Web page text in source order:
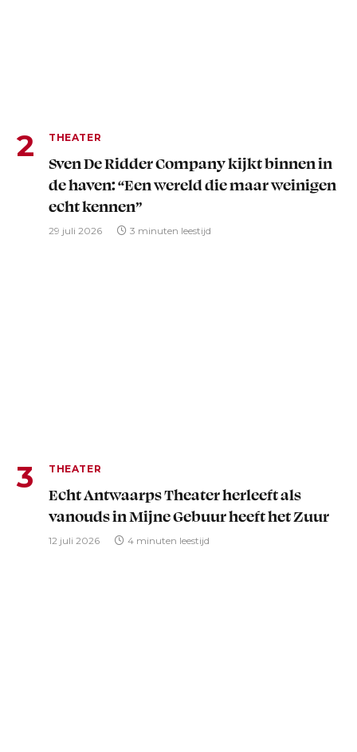
THEATER
Sven De Ridder Company kijkt binnen in
de haven: “Een wereld die maar weinigen
echt kennen”
29 juli 2026 3 minuten leestijd
THEATER
Echt Antwaarps Theater herleeft als
vanouds in Mijne Gebuur heeft het Zuur
12 juli 2026 4 minuten leestijd